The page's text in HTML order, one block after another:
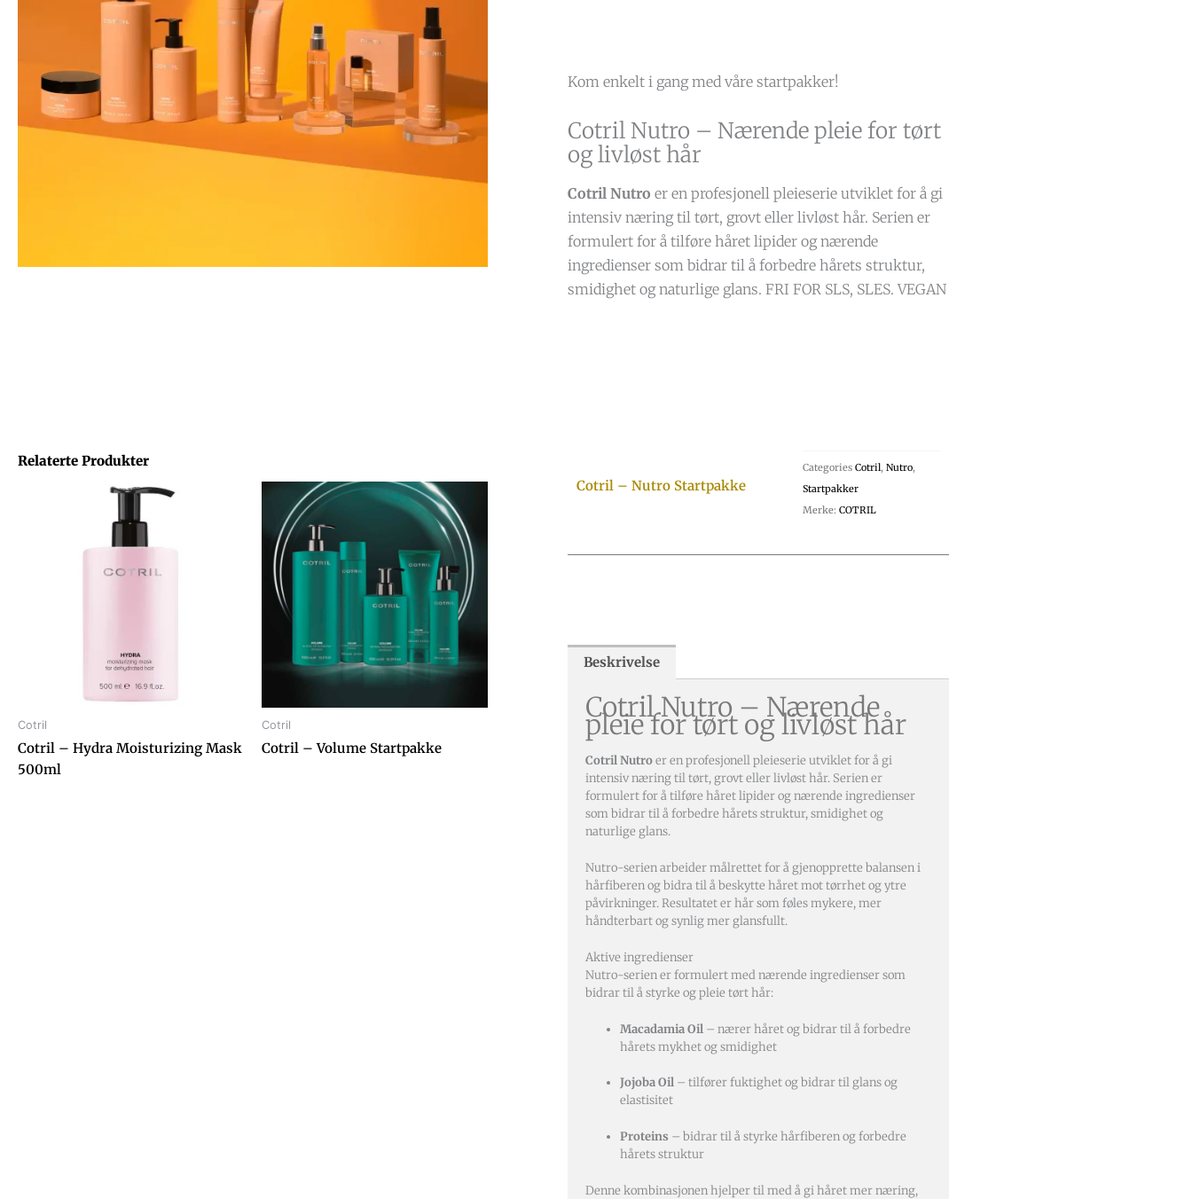
Kom enkelt i gang med våre startpakker!
Cotril Nutro – Nærende pleie for tørt
og livløst hår
Cotril Nutro er en profesjonell pleieserie utviklet for å gi
intensiv næring til tørt, grovt eller livløst hår. Serien er
formulert for å tilføre håret lipider og nærende
ingredienser som bidrar til å forbedre hårets struktur,
smidighet og naturlige glans. FRI FOR SLS, SLES. VEGAN
Relaterte Produkter
Cotril
Cotril – Hydra Moisturizing Mask
500ml
Cotril
Cotril – Volume Startpakke
Cotril – Nutro Startpakke
Categories Cotril, Nutro,
Startpakker
Merke: COTRIL
Beskrivelse
Cotril Nutro – Nærende
pleie for tørt og livløst hår
Cotril Nutroer en profesjonell pleieserie utviklet for å gi
intensiv næring til tørt, grovt eller livløst hår. Serien er
formulert for å tilføre håret lipider og nærende ingredienser
som bidrar til å forbedre hårets struktur, smidighet og
naturlige glans.
Nutro-serien arbeider målrettet for å gjenopprette balansen i
hårfiberen og bidra til å beskytte håret mot tørrhet og ytre
påvirkninger. Resultatet er hår som føles mykere, mer
håndterbart og synlig mer glansfullt.
Aktive ingredienser
Nutro-serien er formulert med nærende ingredienser som
bidrar til å styrke og pleie tørt hår:
Macadamia Oil – nærer håret og bidrar til å forbedre
hårets mykhet og smidighet
Jojoba Oil – tilfører fuktighet og bidrar til glans og
elastisitet
Proteins – bidrar til å styrke hårfiberen og forbedre
hårets struktur
Denne kombinasjonen hjelper til med å gi håret mer næring,